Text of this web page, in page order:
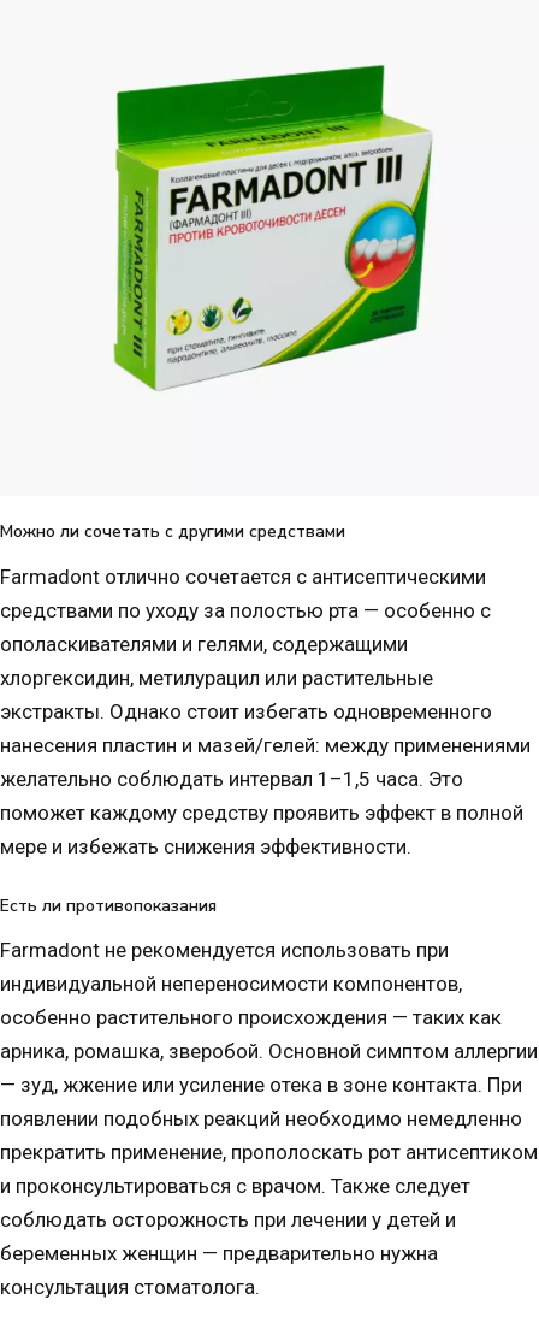
Можно ли сочетать с другими средствами
Farmadont отлично сочетается с антисептическими
средствами по уходу за полостью рта — особенно с
ополаскивателями и гелями, содержащими
хлоргексидин, метилурацил или растительные
экстракты. Однако стоит избегать одновременного
нанесения пластин и мазей/гелей: между применениями
желательно соблюдать интервал 1–1,5 часа. Это
поможет каждому средству проявить эффект в полной
мере и избежать снижения эффективности.
Есть ли противопоказания
Farmadont не рекомендуется использовать при
индивидуальной непереносимости компонентов,
особенно растительного происхождения — таких как
арника, ромашка, зверобой. Основной симптом аллергии
— зуд, жжение или усиление отека в зоне контакта. При
появлении подобных реакций необходимо немедленно
прекратить применение, прополоскать рот антисептиком
и проконсультироваться с врачом. Также следует
соблюдать осторожность при лечении у детей и
беременных женщин — предварительно нужна
консультация стоматолога.